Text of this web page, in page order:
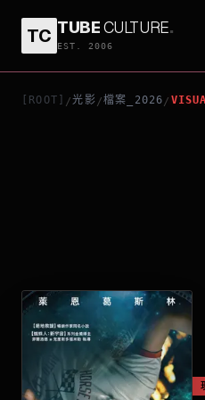
TC TUBECULTURE.
EST. 2006
[ROOT] /光影 /檔案_2026 /
極限返航